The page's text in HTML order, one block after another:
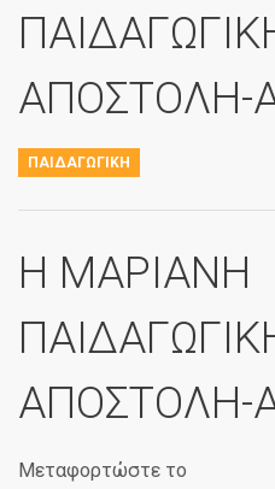
ΑΠΟΣΤΟΛΗ-
ΠΑΙΔΑΓΩΓΙΚΉ
Η ΜΑΡΙΑΝΗ
ΑΠΟΣΤΟΛΗ-
Μεταφορτώστε το